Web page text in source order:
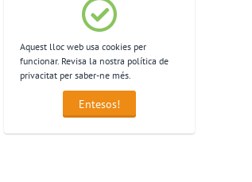
Aquest lloc web usa cookies per
funcionar. Revisa la nostra política de
privacitat per saber-ne més.
Entesos!